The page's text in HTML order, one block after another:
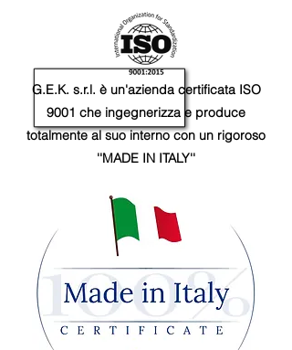
G.E.K. s.r.l. è un'azienda certificata ISO
9001 che ingegnerizza e produce
totalmente al suo interno con un rigoroso
''MADE IN ITALY''